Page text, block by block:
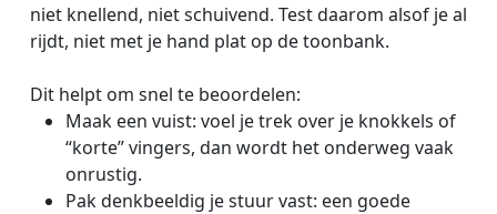
niet knellend, niet schuivend. Test daarom alsof je al
rijdt, niet met je hand plat op de toonbank.
Dit helpt om snel te beoordelen:
Maak een vuist: voel je trek over je knokkels of
“korte” vingers, dan wordt het onderweg vaak
onrustig.
Pak denkbeeldig je stuur vast: een goede